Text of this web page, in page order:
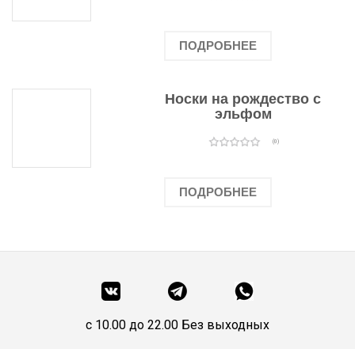
ПОДРОБНЕЕ
Носки на рождество с
эльфом
(0)
ПОДРОБНЕЕ
c 10.00 до 22.00 Без выходных